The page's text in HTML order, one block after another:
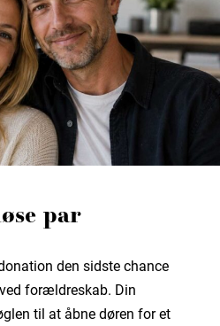
par
den sidste chance
forældreskab. Din
til at åbne døren for et